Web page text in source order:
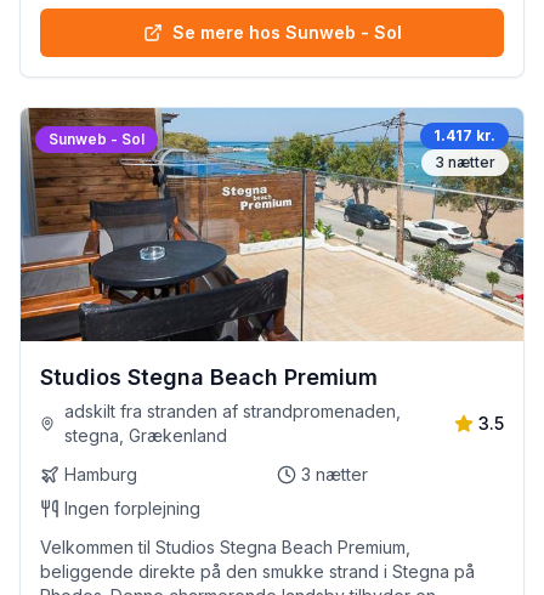
Se mere hos Sunweb - Sol
Sunweb - Sol
1.417 kr.
3 nætter
Studios Stegna Beach Premium
adskilt fra stranden af strandpromenaden,
stegna, Grækenland
3.5
Hamburg 3 nætter
Ingen forplejning
Velkommen til Studios Stegna Beach Premium,
beliggende direkte på den smukke strand i Stegna på